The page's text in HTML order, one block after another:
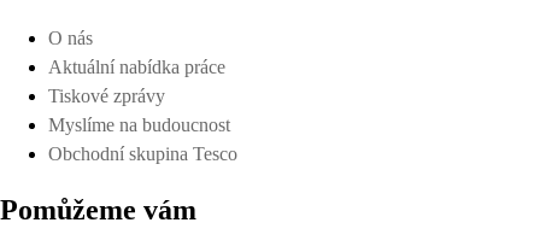
O nás
Aktuální nabídka práce
Tiskové zprávy
Myslíme na budoucnost
Obchodní skupina Tesco
Pomůžeme vám